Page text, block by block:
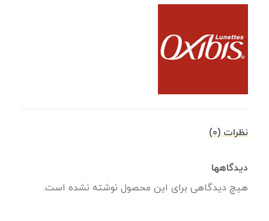
نظرات (0)
دیدگاهها
هیچ دیدگاهی برای این محصول نوشته نشده است.